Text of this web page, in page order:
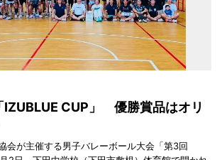
IZUBLUE CUP」 優勝賞品はオリ
会が主催する男子バレーボール大会「第3回